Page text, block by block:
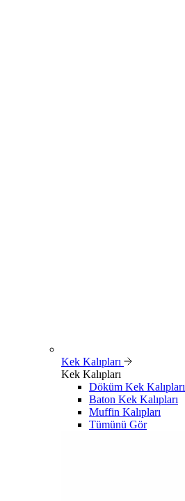
Kek Kalıpları
Kek Kalıpları
Döküm Kek Kalıpları
Baton Kek Kalıpları
Muffin Kalıpları
Tümünü Gör